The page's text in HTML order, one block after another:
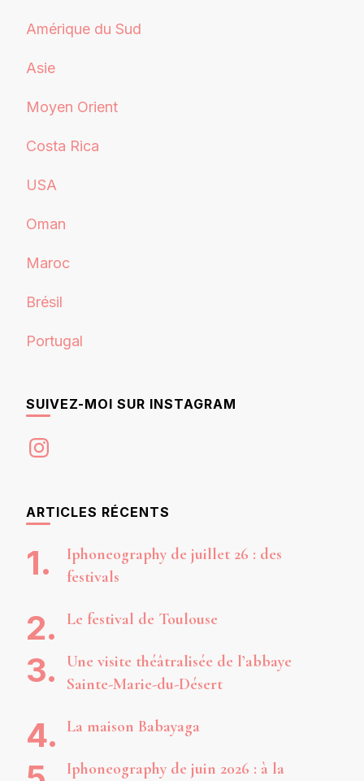
Amérique du Sud
Asie
Moyen Orient
Costa Rica
USA
Oman
Maroc
Brésil
Portugal
SUIVEZ-MOI SUR INSTAGRAM
Instagram
ARTICLES RÉCENTS
Iphoneography de juillet 26 : des
festivals
Le festival de Toulouse
Une visite théâtralisée de l’abbaye
Sainte-Marie-du-Désert
La maison Babayaga
Iphoneography de juin 2026 : à la